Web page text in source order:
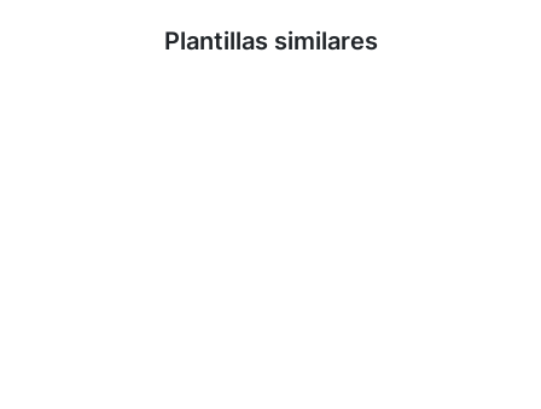
Plantillas similares
Saber más